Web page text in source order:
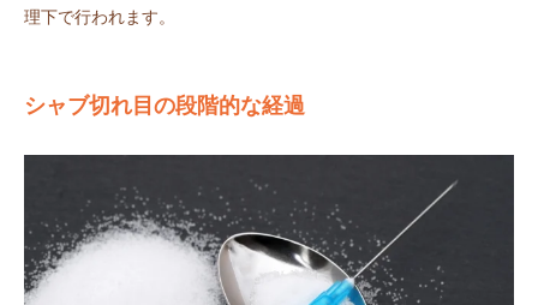
理下で行われます。
シャブ切れ目の段階的な経過